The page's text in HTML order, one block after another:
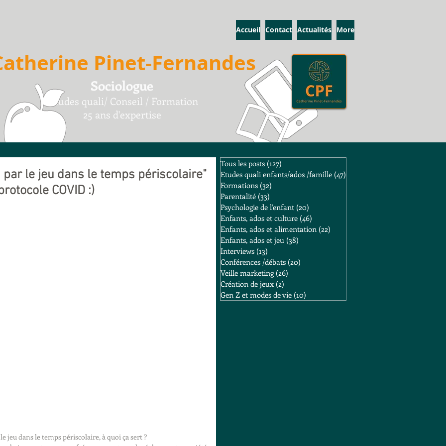
Accueil Contact Actualités More
Pinet-Fernandes
Sociologue
Etudes quali/ Conseil / Formation
25 ans d'expertise
le jeu dans le temps périscolaire"
COVID :)
dans le temps périscolaire, à quoi ça sert ?
Tous les posts (127)
Etudes quali enfants/ados /famille (47)
Formations (32)
Parentalité (33)
Psychologie de l'enfant (20)
Enfants, ados et culture (46)
Enfants, ados et alimentation (22)
Enfants, ados et jeu (38)
Interviews (13)
Conférences /débats (20)
Veille marketing (26)
Création de jeux (2)
Gen Z et modes de vie (10)